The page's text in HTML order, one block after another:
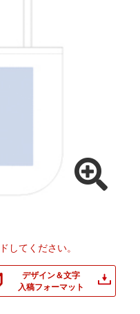
してください。
デザイン＆文字
入稿フォーマット